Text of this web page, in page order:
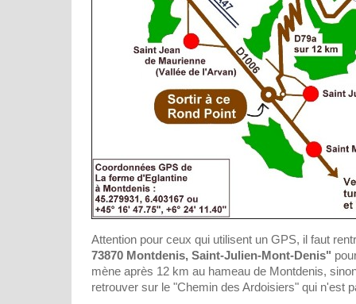
Attention pour ceux qui utilisent un GPS, il faut
73870 Montdenis, Saint-Julien-Mont-Denis"
mène après 12 km au hameau de Montdenis,
retrouver sur le "Chemin des Ardoisiers" qui n'est